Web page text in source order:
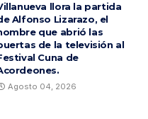
llora la partida
Alfonso Lizarazo, el
que abrió las
de la televisión al
Cuna de
Agosto 04, 2026